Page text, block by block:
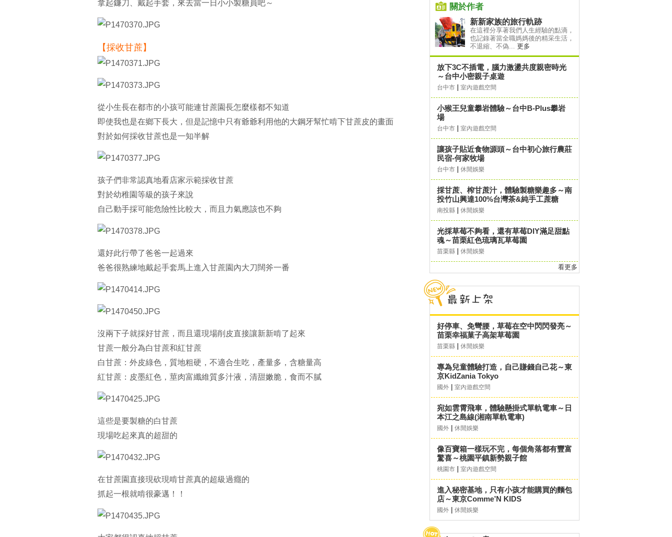
拿起鐮刀、戴起手套，來去當一日小小製糖員吧～
【採收甘蔗】
從小生長在都市的小孩可能連甘蔗園長怎麼樣都不知道
即使我也是在鄉下長大，但是記憶中只有爺爺利用他的大鋼牙幫忙啃下甘蔗皮的畫面
對於如何採收甘蔗也是一知半解
孩子們非常認真地看店家示範採收甘蔗
對於幼稚園等級的孩子來說
自己動手採可能危險性比較大，而且力氣應該也不夠
還好此行帶了爸爸一起過來
爸爸很熟練地戴起手套馬上進入甘蔗園內大刀闊斧一番
沒兩下子就採好甘蔗，而且還現場削皮直接讓新新啃了起來
甘蔗一般分為白甘蔗和紅甘蔗
白甘蔗：外皮綠色，質地粗硬，不適合生吃，產量多，含糖量高
紅甘蔗：皮墨紅色，莖肉富纖維質多汁液，清甜嫩脆，食而不膩
這些是要製糖的白甘蔗
現場吃起來真的超甜的
在甘蔗園直接現砍現啃甘蔗真的超級過癮的
抓起一根就啃很豪邁！！
關於作者
新新家族的旅行軌跡
在這裡分享著我們人生經驗的點滴，
也記錄著當全職媽媽後的精采生活，
不退縮、不偽... 更多
放下3C不插電，腦力激盪共度親密時光
～台中小密親子桌遊
台中市 室內遊戲空間
小猴王兒童攀岩體驗～台中B-Plus攀岩
場
台中市 室內遊戲空間
讓孩子貼近食物源頭～台中初心旅行農莊
民宿-何家牧場
台中市 休閒娛樂
採甘蔗、榨甘蔗汁，體驗製糖樂趣多～南
投竹山興達100%台灣茶&純手工蔗糖
南投縣 休閒娛樂
光採草莓不夠看，還有草莓DIY滿足甜點
魂～苗栗紅色琉璃瓦草莓園
苗栗縣 休閒娛樂
看更多
好停車、免彎腰，草莓在空中閃閃發亮～
苗栗幸福菓子高架草莓園
苗栗縣 休閒娛樂
專為兒童體驗打造，自己賺錢自己花～東
京KidZania Tokyo
國外 室內遊戲空間
宛如雲霄飛車，體驗懸掛式單軌電車～日
本江之島線(湘南單軌電車)
國外 休閒娛樂
像百寶箱一樣玩不完，每個角落都有豐富
驚喜～桃園平鎮新勢親子館
桃園市 室內遊戲空間
進入秘密基地，只有小孩才能購買的麵包
店～東京Comme’N KIDS
國外 休閒娛樂